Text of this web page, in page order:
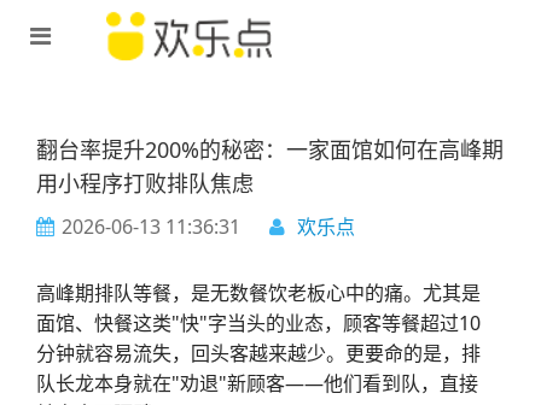
翻台率提升200%的秘密：一家面馆如何在高峰期
用小程序打败排队焦虑
2026-06-13 11:36:31 欢乐点
高峰期排队等餐，是无数餐饮老板心中的痛。尤其是
面馆、快餐这类"快"字当头的业态，顾客等餐超过10
分钟就容易流失，回头客越来越少。更要命的是，排
队长龙本身就在"劝退"新顾客——他们看到队，直接